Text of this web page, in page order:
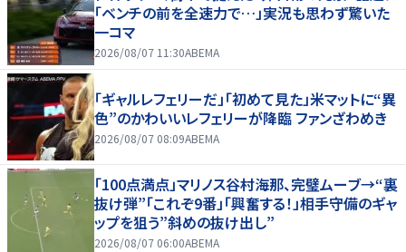
「ベンチの前を全速力で…」実況も思わず驚いた
一コマ
2026/08/07 11:30ABEMA
「ギャルレフェリーだ」「初めて見た」米マットに“異
色”のかわいいレフェリーが降臨 ファンざわめき
2026/08/07 08:09ABEMA
「100点満点」マリノス谷村海那、完璧ムーブ→“裏
抜け弾”「これぞ9番」「興奮する！」相手守備のギャ
ップを狙う”斜めの抜け出し”
2026/08/07 06:00ABEMA